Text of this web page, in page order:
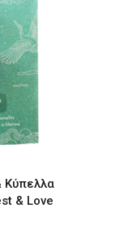
Κύπελλα
& Love